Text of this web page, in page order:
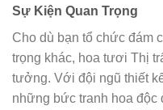
Sự Kiện Quan Trọng
Cho dù bạn tổ chức đám
trọng khác, hoa tươi Thị
tưởng. Với đội ngũ thiết
những bức tranh hoa độc